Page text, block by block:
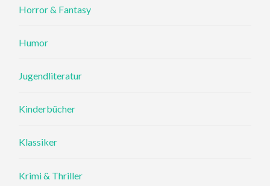
Horror & Fantasy
Humor
Jugendliteratur
Kinderbücher
Klassiker
Krimi & Thriller